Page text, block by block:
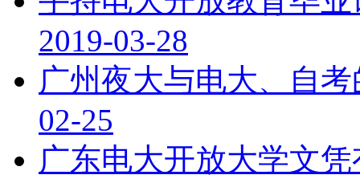
2019-03-28
广州夜大与电大、自
02-25
广东电大开放大学文